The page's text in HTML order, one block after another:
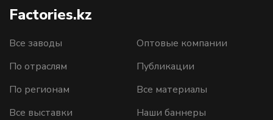
Factories.kz
Все заводы
По отраслям
По регионам
Все выставки
Оптовые компании
Публикации
Все материалы
Наши баннеры